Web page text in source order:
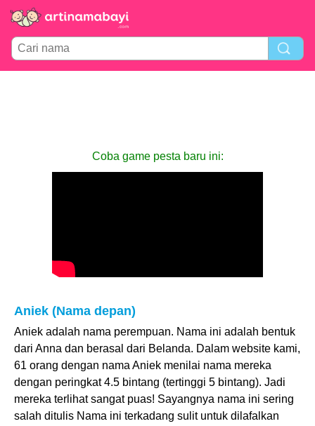
Coba game pesta baru ini:
Aniek (Nama depan)
Aniek adalah nama perempuan. Nama ini adalah bentuk
dari Anna dan berasal dari Belanda. Dalam website kami,
61 orang dengan nama Aniek menilai nama mereka
dengan peringkat 4.5 bintang (tertinggi 5 bintang). Jadi
mereka terlihat sangat puas! Sayangnya nama ini sering
salah ditulis Nama ini terkadang sulit untuk dilafalkan